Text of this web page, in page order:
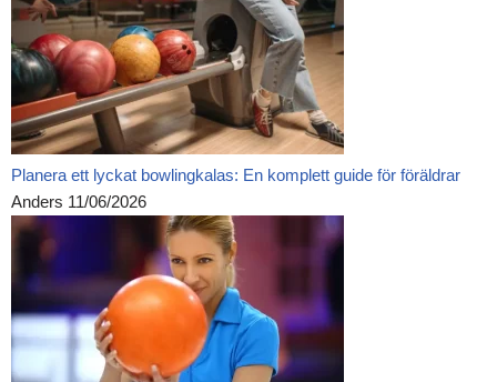
Planera ett lyckat bowlingkalas: En komplett guide för föräldrar
Anders 11/06/2026